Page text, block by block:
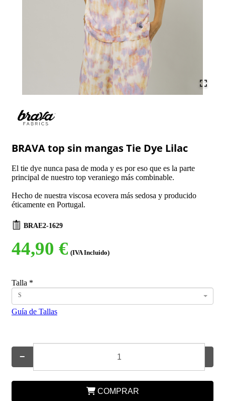
BRAVA top sin mangas Tie Dye Lilac
El tie dye nunca pasa de moda y es por eso que es la parte
principal de nuestro top veraniego más combinable.
Hecho de nuestra viscosa ecovera más sedosa y producido
éticamente en Portugal.
BRAE2-1629
44,90 € (IVA Incluido)
Talla *
S
Guía de Tallas
−
COMPRAR